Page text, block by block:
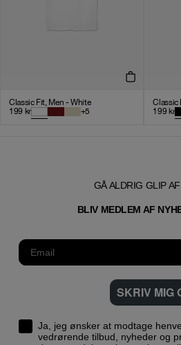
Classic Fit, Men - White
199 kr +5
Classic
199 kr
GÅ ALDRIG GLIP
BLIV MEDLEM AF
SKRIV MIG
Ja, jeg ønsker at modtage
vedrørende tilbud, nyheder og